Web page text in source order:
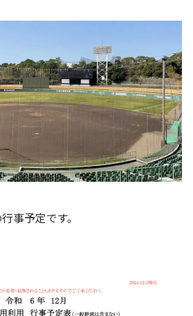
お知らせ
ポーツ協会に関する
でのお問い合わせ
事予定です。